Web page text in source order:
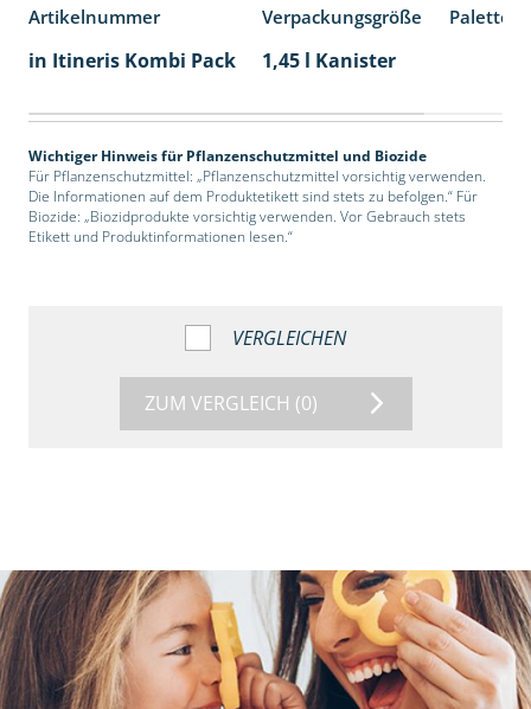
Artikelnummer Verpackungsgröße
in Itineris Kombi Pack 1,45 l Kanister
Wichtiger Hinweis für Pflanzenschutzmittel und Biozide
Für Pflanzenschutzmittel: „Pflanzenschutzmittel vorsichtig verwenden.
Die Informationen auf dem Produktetikett sind stets zu befolgen.“ Für
Biozide: „Biozidprodukte vorsichtig verwenden. Vor Gebrauch stets
Etikett und Produktinformationen lesen.“
VERGLEICHEN
ZUM VERGLEICH (0)